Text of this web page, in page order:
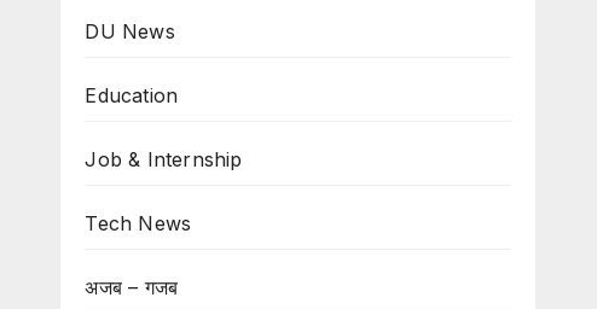
DU News
Education
Job & Internship
Tech News
अजब – गजब